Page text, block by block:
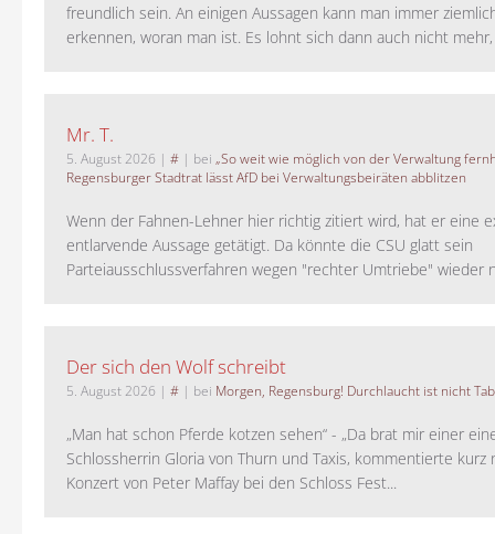
freundlich sein. An einigen Aussagen kann man immer
erkennen, woran man ist. Es lohnt sich dann auch nicht mehr,
Mr. T.
5. August 2026 | # | bei „So weit wie möglich von der Verwaltung
Regensburger Stadtrat lässt AfD bei Verwaltungsbeiräten abblitzen
Wenn der Fahnen-Lehner hier richtig zitiert wird, hat er eine
entlarvende Aussage getätigt. Da könnte die CSU glatt sein
Parteiausschlussverfahren wegen "rechter Umtriebe" wieder
Der sich den Wolf schreibt
5. August 2026 | # | bei Morgen, Regensburg! Durchlaucht ist nicht
„Man hat schon Pferde kotzen sehen“ - „Da brat mir einer
Schlossherrin Gloria von Thurn und Taxis, kommentierte kurz
Konzert von Peter Maffay bei den Schloss Fest...